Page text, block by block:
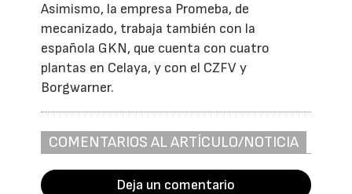
Asimismo, la empresa Promeba, de
mecanizado, trabaja también con la
española GKN, que cuenta con cuatro
plantas en Celaya, y con el CZFV y
Borgwarner.
COMENTARIOS AL ARTÍCULO/NOTICIA
Deja un comentario